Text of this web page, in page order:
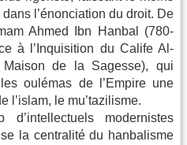
l’énonciation du droit. De
Ahmed Ibn Hanbal (780-
à l’Inquisition du Calife Al-
Maison de la Sagesse), qui
oulémas de l’Empire une
l’islam, le mu’tazilisme.
modernistes
la centralité du hanbalisme